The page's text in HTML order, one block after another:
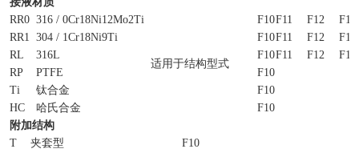
RR0 316 / 0Cr18Ni12Mo2Ti
适用于结构型式
F10F11 F12
F13
RR1
304 / 1Cr18Ni9Ti F10F11 F12
F13
RL
316L F10F11 F12
F13
RP
PTFE
F10
Ti
钛合金
F10
HC
哈氏合金
F10
附加结构
T
夹套型
F10